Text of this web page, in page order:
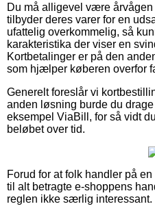
Du må alligevel være
tilbyder deres varer for en
ufattelig overkommelig, så
karakteristika der viser en
Kortbetalinger er på den
som hjælper køberen overfor
Generelt foreslår vi
anden løsning burde du
eksempel ViaBill, for så vidt
beløbet over tid.
Forud for at folk handler på
til alt betragte e-shoppens
reglen ikke særlig interessant.